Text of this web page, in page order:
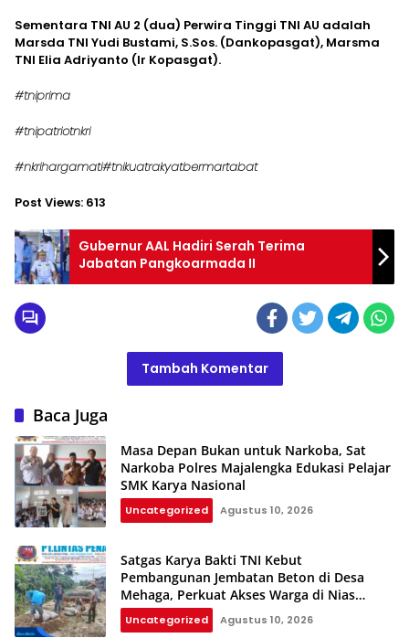
Sementara TNI AU 2 (dua) Perwira Tinggi TNI AU adalah
Marsda TNI Yudi Bustami, S.Sos. (Dankopasgat), Marsma
TNI Elia Adriyanto (Ir Kopasgat).
#tniprima
#tnipatriotnkri
#nkrihargamati#tnikuatrakyatbermartabat
Post Views: 613
Gubernur AAL Hadiri Serah Terima
Jabatan Pangkoarmada II
Tambah Komentar
Baca Juga
Masa Depan Bukan untuk Narkoba, Sat
Narkoba Polres Majalengka Edukasi Pelajar
SMK Karya Nasional
Uncategorized Agustus 10, 2026
Satgas Karya Bakti TNI Kebut
Pembangunan Jembatan Beton di Desa
Mehaga, Perkuat Akses Warga di Nias
Selatan
Uncategorized Agustus 10, 2026